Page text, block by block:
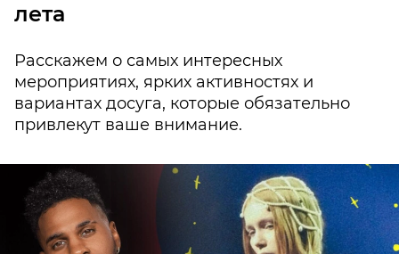
лета
Расскажем о самых интересных
мероприятиях, ярких активностях и
вариантах досуга, которые обязательно
привлекут ваше внимание.